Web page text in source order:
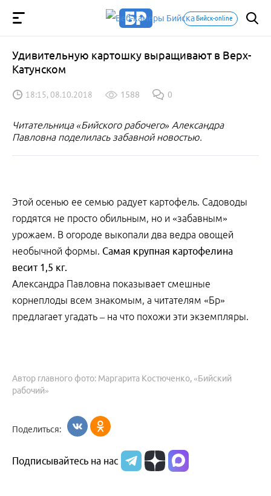
Бийск-online
Удивительную кaртошку выращивают в Верх-
Катунском
18:15, 08.10.2018 1588 0
Читательница «Бийского рабочего» Александра
Павловна поделилась забавной новостью.
Этой осенью ее семью радует картофель. Садоводы
гордятся не просто обильным, но и «забавным»
урожаем. В огороде выкопали два ведра овощей
необычной формы. Самая крупная картофелина
весит 1,5 кг.
Александра Павловна показывает смешные
корнеплоды всем знакомым, а читателям «Бр»
предлагает угадать – на что похожи эти экземпляры.
Автор главного фото: Маргарита Костюченко, «Бийский
рабочий»
Поделиться:
Подписывайтесь на нас